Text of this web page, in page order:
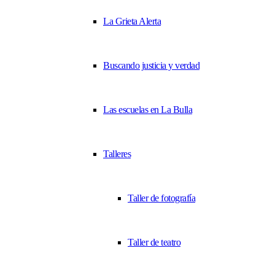
La Grieta Alerta
Buscando justicia y verdad
Las escuelas en La Bulla
Talleres
Taller de fotografía
Taller de teatro